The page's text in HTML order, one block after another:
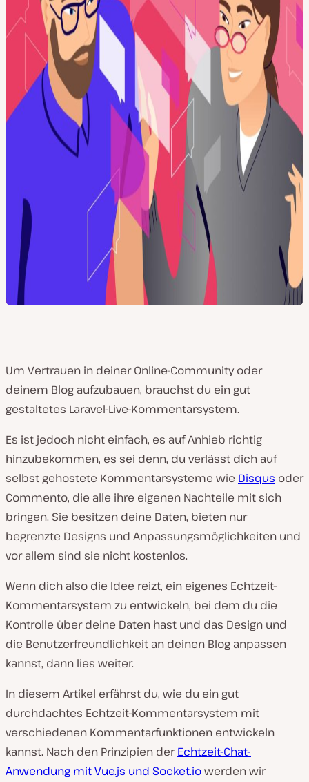
Um Vertrauen in deiner Online-Community oder
deinem Blog aufzubauen, brauchst du ein gut
gestaltetes Laravel-Live-Kommentarsystem.
Es ist jedoch nicht einfach, es auf Anhieb richtig
hinzubekommen, es sei denn, du verlässt dich auf
selbst gehostete Kommentarsysteme wie Disqus oder
Commento, die alle ihre eigenen Nachteile mit sich
bringen. Sie besitzen deine Daten, bieten nur
begrenzte Designs und Anpassungsmöglichkeiten und
vor allem sind sie nicht kostenlos.
Wenn dich also die Idee reizt, ein eigenes Echtzeit-
Kommentarsystem zu entwickeln, bei dem du die
Kontrolle über deine Daten hast und das Design und
die Benutzerfreundlichkeit an deinen Blog anpassen
kannst, dann lies weiter.
In diesem Artikel erfährst du, wie du ein gut
durchdachtes Echtzeit-Kommentarsystem mit
verschiedenen Kommentarfunktionen entwickeln
kannst. Nach den Prinzipien derEchtzeit-Chat-
Anwendung mit Vue.js und Socket.iowerden wir